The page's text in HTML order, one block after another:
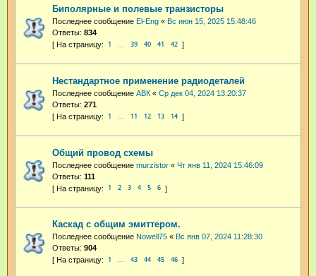
Биполярные и полевые транзисторы
Последнее сообщение El-Eng « Вс июн 15, 2025 15:48:46
Ответы: 834
1 39 40 41 42
Нестандартное применение радиодеталей
Последнее сообщение АВК « Ср дек 04, 2024 13:20:37
Ответы: 271
1 … 11 12 13 14
Общий провод схемы
Последнее сообщение murzistor « Чт янв 11, 2024 15:46:09
Ответы: 111
1 2 3 4 5 6
Каскад с общим эмиттером.
Последнее сообщение Nowell75 « Вс янв 07, 2024 11:28:30
Ответы: 904
1 … 43 44 45 46